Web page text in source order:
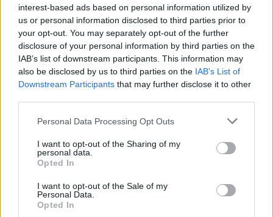
interest-based ads based on personal information utilized by
us or personal information disclosed to third parties prior to
your opt-out. You may separately opt-out of the further
disclosure of your personal information by third parties on the
IAB’s list of downstream participants. This information may
also be disclosed by us to third parties on the IAB’s List of
Downstream Participants that may further disclose it to other
Please note that this website/app uses one or more Google
not limited to your visit or usage behaviour. You may click to
grant or deny consent to Google and its third-party tags to
use your data for below specified purposes in below Google
consent section.
Personal Data Processing Opt Outs
I want to opt-out of the Sharing of my
personal data.
Opted In
I want to opt-out of the Sale of my
Personal Data.
Opted In